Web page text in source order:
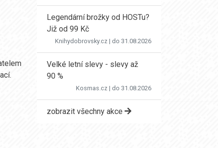
Legendární brožky od HOSTu?
Již od 99 Kč
Knihydobrovsky.cz | do 31.08.2026
Velké letní slevy - slevy až
90 %
Kosmas.cz | do 31.08.2026
zobrazit všechny akce